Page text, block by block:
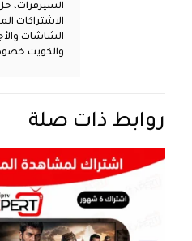
السيرفرات،
الاشتراكات
الشاشات
والكويت
روابط ذات صلة